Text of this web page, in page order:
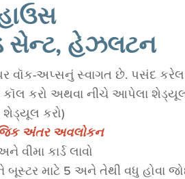
સેન્ટ, હેઝલટન
વૉક-અપ્સનું સ્વાગત છે. પસંદ
કરો અથવા નીચે આપેલા
કરો)
અંતર અવલોકન
વીમા કાર્ડ લાવો
બૂસ્ટર માટે 5 અને તેથી વધુ હોવા